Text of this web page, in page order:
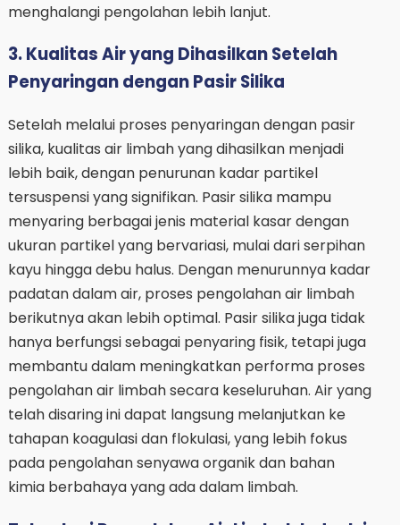
menghalangi pengolahan lebih lanjut.
3. Kualitas Air yang Dihasilkan Setelah
Penyaringan dengan Pasir Silika
Setelah melalui proses penyaringan dengan pasir
silika, kualitas air limbah yang dihasilkan menjadi
lebih baik, dengan penurunan kadar partikel
tersuspensi yang signifikan. Pasir silika mampu
menyaring berbagai jenis material kasar dengan
ukuran partikel yang bervariasi, mulai dari serpihan
kayu hingga debu halus. Dengan menurunnya kadar
padatan dalam air, proses pengolahan air limbah
berikutnya akan lebih optimal. Pasir silika juga tidak
hanya berfungsi sebagai penyaring fisik, tetapi juga
membantu dalam meningkatkan performa proses
pengolahan air limbah secara keseluruhan. Air yang
telah disaring ini dapat langsung melanjutkan ke
tahapan koagulasi dan flokulasi, yang lebih fokus
pada pengolahan senyawa organik dan bahan
kimia berbahaya yang ada dalam limbah.